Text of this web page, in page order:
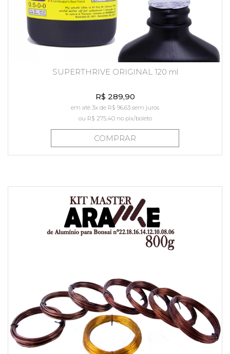
SUPERTHRIVE ORIGINAL 120 ml
R$ 289,90
em até 3x de R$ 96,63 sem juros
ou R$ 275,40no pix/boleto
COMPRAR